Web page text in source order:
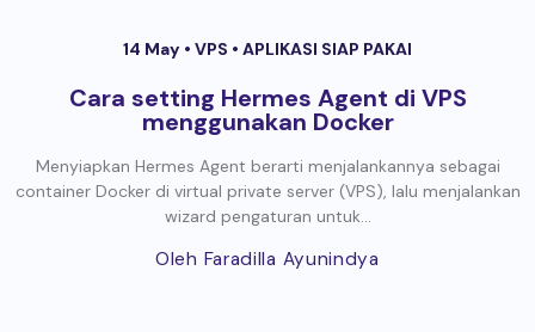
14 May • VPS • APLIKASI SIAP PAKAI
Cara setting Hermes Agent di VPS
menggunakan Docker
Menyiapkan Hermes Agent berarti menjalankannya sebagai
container Docker di virtual private server (VPS), lalu menjalankan
wizard pengaturan untuk...
Oleh Faradilla Ayunindya